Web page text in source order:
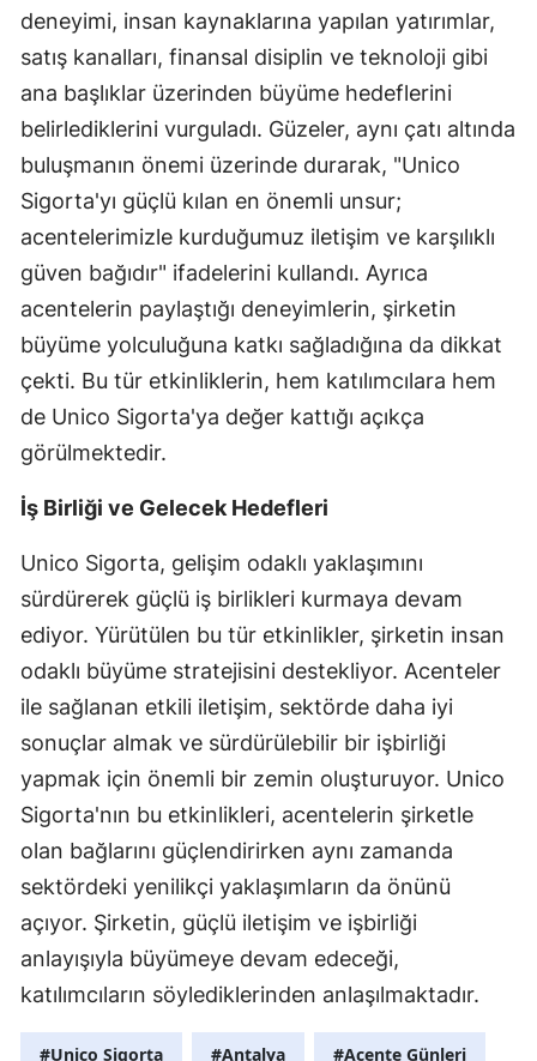
Malatya
Manisa
Kahramanmaraş
Mardin
Muş
Nevşehir
Niğde
Ordu
Samsun
Siirt
Sinop
Sivas
Tekirdağ
Tokat
Trabzon
Tunceli
Şanlıurfa
Uşak
Van
deneyimi, insan kaynaklarına yapılan yatırımlar,
satış kanalları, finansal disiplin ve teknoloji gibi
ana başlıklar üzerinden büyüme hedeflerini
belirlediklerini vurguladı. Güzeler, aynı çatı altında
buluşmanın önemi üzerinde durarak, "Unico
Sigorta'yı güçlü kılan en önemli unsur;
acentelerimizle kurduğumuz iletişim ve karşılıklı
güven bağıdır" ifadelerini kullandı. Ayrıca
acentelerin paylaştığı deneyimlerin, şirketin
büyüme yolculuğuna katkı sağladığına da dikkat
çekti. Bu tür etkinliklerin, hem katılımcılara hem
de Unico Sigorta'ya değer kattığı açıkça
görülmektedir.
İş Birliği ve Gelecek Hedefleri
Unico Sigorta, gelişim odaklı yaklaşımını
sürdürerek güçlü iş birlikleri kurmaya devam
ediyor. Yürütülen bu tür etkinlikler, şirketin insan
odaklı büyüme stratejisini destekliyor. Acenteler
ile sağlanan etkili iletişim, sektörde daha iyi
sonuçlar almak ve sürdürülebilir bir işbirliği
yapmak için önemli bir zemin oluşturuyor. Unico
Sigorta'nın bu etkinlikleri, acentelerin şirketle
olan bağlarını güçlendirirken aynı zamanda
sektördeki yenilikçi yaklaşımların da önünü
açıyor. Şirketin, güçlü iletişim ve işbirliği
anlayışıyla büyümeye devam edeceği,
katılımcıların söylediklerinden anlaşılmaktadır.
#Unico Sigorta #Antalya #Acente Günleri